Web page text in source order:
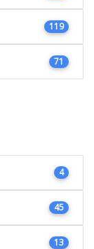
119
71
4
45
13